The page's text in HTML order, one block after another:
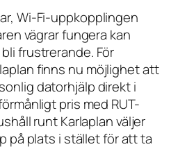
Wi-Fi-uppkopplingen
vägrar fungera kan
frustrerande. För
finns nu möjlighet att
datorhjälp direkt i
pris med RUT-
runt Karlaplan väljer
på plats i stället för att ta